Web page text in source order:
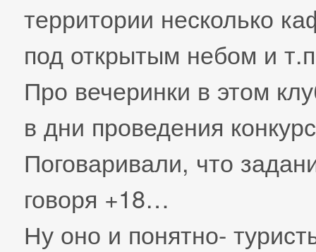
территории несколько
под открытым небом и
Про вечеринки в этом
в дни проведения
Поговаривали, что
говоря +18…
Ну оно и понятно-